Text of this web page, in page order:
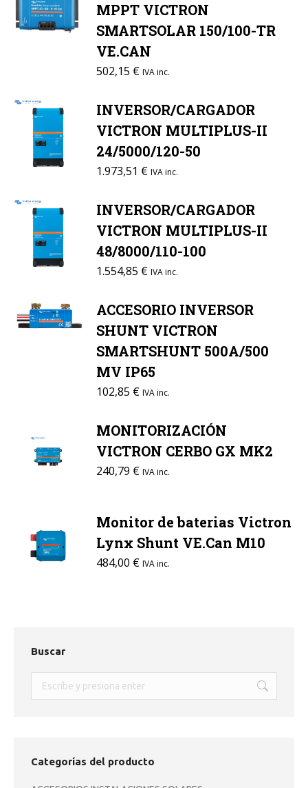
MPPT VICTRON
SMARTSOLAR 150/100-TR
VE.CAN
502,15 € IVA inc.
INVERSOR/CARGADOR
VICTRON MULTIPLUS-II
24/5000/120-50
1.973,51 € IVA inc.
INVERSOR/CARGADOR
VICTRON MULTIPLUS-II
48/8000/110-100
1.554,85 € IVA inc.
ACCESORIO INVERSOR
SHUNT VICTRON
SMARTSHUNT 500A/500
MV IP65
102,85 € IVA inc.
MONITORIZACIÓN
VICTRON CERBO GX MK2
240,79 € IVA inc.
Monitor de baterias Victron
Lynx Shunt VE.Can M10
484,00 € IVA inc.
Buscar
Categorías del producto